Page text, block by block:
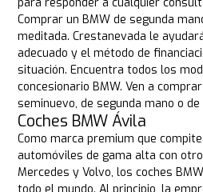
Comprar un BMW de segunda
meditada. Crestanevada le
adecuado y el método de
situación. Encuentra todos los
concesionario BMW. Ven a
seminuevo, de segunda mano o
Coches BMW Ávila
Como marca premium que
automóviles de gama alta con
Mercedes y Volvo, los coches
todo el mundo. Al principio, la